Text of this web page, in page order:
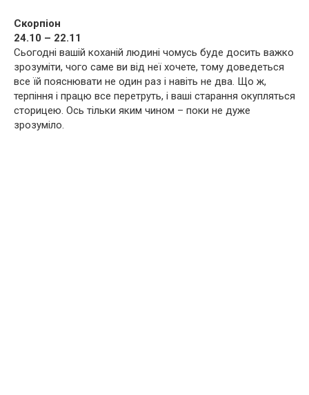
Скорпіон
24.10 – 22.11
Сьогодні вашій коханій людині чомусь буде досить важко
зрозуміти, чого саме ви від неї хочете, тому доведеться
все їй пояснювати не один раз і навіть не два. Що ж,
терпіння і працю все перетруть, і ваші старання окупляться
сторицею. Ось тільки яким чином – поки не дуже
зрозуміло.